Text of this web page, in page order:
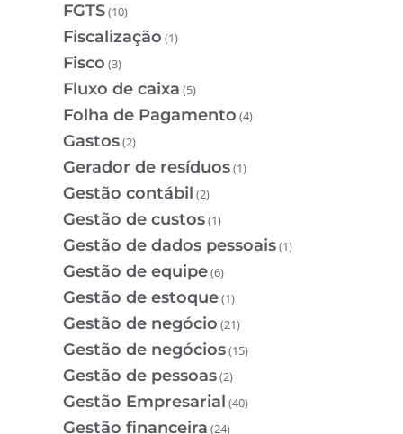
FGTS(10)
Fiscalização (1)
Fisco (3)
Fluxo de caixa (5)
Folha de Pagamento (4)
Gastos(2)
Gerador de resíduos(1)
Gestão contábil (2)
Gestão de custos(1)
Gestão de dados pessoais(1)
Gestão de equipe(6)
Gestão de estoque(1)
Gestão de negócio (21)
Gestão de negócios(15)
Gestão de pessoas(2)
Gestão Empresarial (40)
Gestão financeira (24)